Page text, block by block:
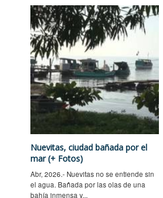
Nuevitas, ciudad bañada por el
mar (+ Fotos)
Abr, 2026.- Nuevitas no se entiende sin
el agua. Bañada por las olas de una
bahía inmensa y...